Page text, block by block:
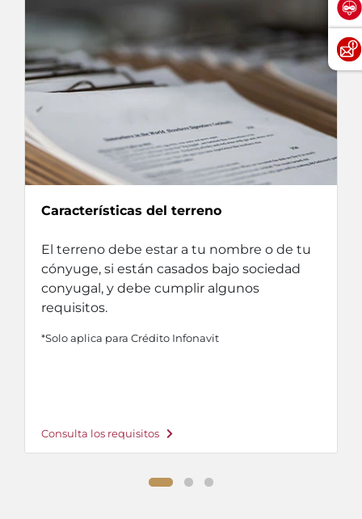
Características del terreno
El terreno debe estar a tu nombre o de tu
cónyuge, si están casados bajo sociedad
conyugal, y debe cumplir algunos
requisitos.
*Solo aplica para Crédito Infonavit
Consulta los requisitos